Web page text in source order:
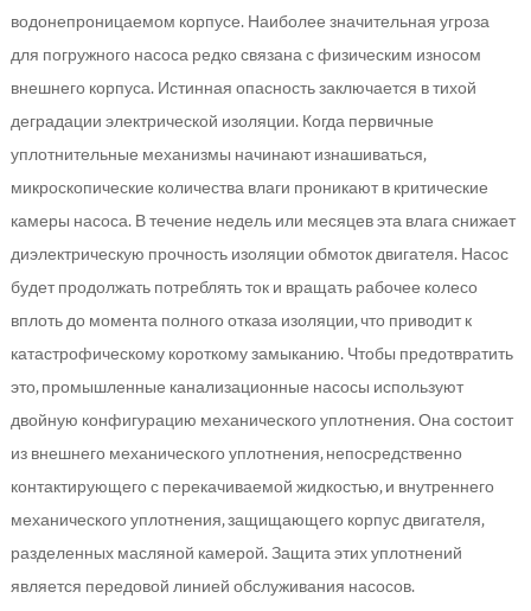
водонепроницаемом корпусе. Наиболее значительная угроза
для погружного насоса редко связана с физическим износом
внешнего корпуса. Истинная опасность заключается в тихой
деградации электрической изоляции. Когда первичные
уплотнительные механизмы начинают изнашиваться,
микроскопические количества влаги проникают в критические
камеры насоса. В течение недель или месяцев эта влага снижает
диэлектрическую прочность изоляции обмоток двигателя. Насос
будет продолжать потреблять ток и вращать рабочее колесо
вплоть до момента полного отказа изоляции, что приводит к
катастрофическому короткому замыканию. Чтобы предотвратить
это, промышленные канализационные насосы используют
двойную конфигурацию механического уплотнения. Она состоит
из внешнего механического уплотнения, непосредственно
контактирующего с перекачиваемой жидкостью, и внутреннего
механического уплотнения, защищающего корпус двигателя,
разделенных масляной камерой. Защита этих уплотнений
является передовой линией обслуживания насосов.